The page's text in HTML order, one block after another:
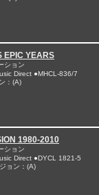
EPIC YEARS
ション
Direct ●MHCL-836/7
：(A)
1980-2010
ション
Direct ●DYCL 1821-5
ョン：(A)